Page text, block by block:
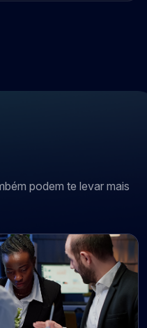
podem te levar mais